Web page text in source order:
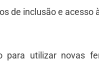
de inclusão e acesso
para utilizar novas